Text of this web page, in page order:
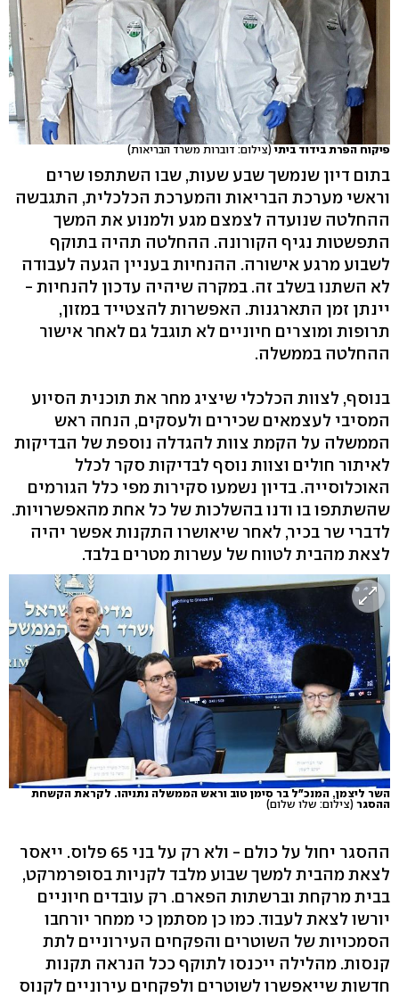
פיקוח הפרת בידוד ביתי(צילום: דוברות משרד הבריאות)
בתום דיון שנמשך שבע שעות, שבו השתתפו שרים
וראשי מערכת הבריאות והמערכת הכלכלית, התגבשה
ההחלטה שנועדה לצמצם מגע ולמנוע את המשך
התפשטות נגיף הקורונה. ההחלטה תהיה בתוקף
לשבוע מרגע אישורה. ההנחיות בעניין הגעה לעבודה
לא השתנו בשלב זה. במקרה שיהיה עדכון להנחיות -
יינתן זמן התארגנות. האפשרות להצטייד במזון,
תרופות ומוצרים חיוניים לא תוגבל גם לאחר אישור
ההחלטה בממשלה.
בנוסף, לצוות הכלכלי שיציג מחר את תוכנית הסיוע
המסיבי לעצמאים שכירים ולעסקים, הנחה ראש
הממשלה על הקמת צוות להגדלה נוספת של הבדיקות
לאיתור חולים וצוות נוסף לבדיקות סקר לכלל
האוכלוסייה. בדיון נשמעו סקירות מפי כלל הגורמים
שהשתתפו בו ודנו בהשלכות של כל אחת מהאפשרויות.
לדברי שר בכיר, לאחר שיאושרו התקנות אפשר יהיה
לצאת מהבית לטווח של עשרות מטרים בלבד.
השר ליצמן, המנכ"ל בר סימן טוב וראש הממשלה נתניהו. לקראת הקשחת
ההסגר (צילום: שלו שלום)
ההסגר יחול על כולם - ולא רק על בני 65 פלוס. ייאסר
לצאת מהבית למשך שבוע מלבד לקניות בסופרמרקט,
בבית מרקחת וברשתות הפארם. רק עובדים חיוניים
יורשו לצאת לעבוד. כמו כן מסתמן כי ממחר יורחבו
הסמכויות של השוטרים והפקחים העירוניים לתת
קנסות. מהלילה ייכנסו לתוקף ככל הנראה תקנות
חדשות שייאפשרו לשוטרים ולפקחים עירוניים לקנוס